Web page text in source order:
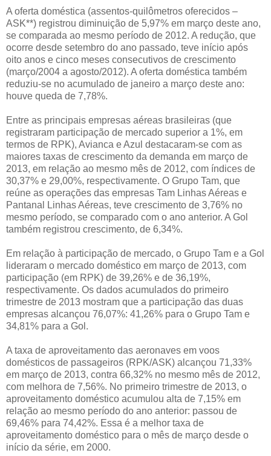
A oferta doméstica (assentos-quilômetros oferecidos –
ASK**) registrou diminuição de 5,97% em março deste ano,
se comparada ao mesmo período de 2012. A redução, que
ocorre desde setembro do ano passado, teve início após
oito anos e cinco meses consecutivos de crescimento
(março/2004 a agosto/2012). A oferta doméstica também
reduziu-se no acumulado de janeiro a março deste ano:
houve queda de 7,78%.
Entre as principais empresas aéreas brasileiras (que
registraram participação de mercado superior a 1%, em
termos de RPK), Avianca e Azul destacaram-se com as
maiores taxas de crescimento da demanda em março de
2013, em relação ao mesmo mês de 2012, com índices de
30,37% e 29,00%, respectivamente. O Grupo Tam, que
reúne as operações das empresas Tam Linhas Aéreas e
Pantanal Linhas Aéreas, teve crescimento de 3,76% no
mesmo período, se comparado com o ano anterior. A Gol
também registrou crescimento, de 6,34%.
Em relação à participação de mercado, o Grupo Tam e a Gol
lideraram o mercado doméstico em março de 2013, com
participação (em RPK) de 39,26% e de 36,19%,
respectivamente. Os dados acumulados do primeiro
trimestre de 2013 mostram que a participação das duas
empresas alcançou 76,07%: 41,26% para o Grupo Tam e
34,81% para a Gol.
A taxa de aproveitamento das aeronaves em voos
domésticos de passageiros (RPK/ASK) alcançou 71,33%
em março de 2013, contra 66,32% no mesmo mês de 2012,
com melhora de 7,56%. No primeiro trimestre de 2013, o
aproveitamento doméstico acumulou alta de 7,15% em
relação ao mesmo período do ano anterior: passou de
69,46% para 74,42%. Essa é a melhor taxa de
aproveitamento doméstico para o mês de março desde o
início da série, em 2000.